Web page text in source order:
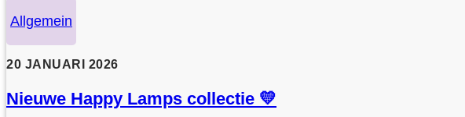
Allgemein
20 JANUARI 2026
Nieuwe Happy Lamps collectie 💛